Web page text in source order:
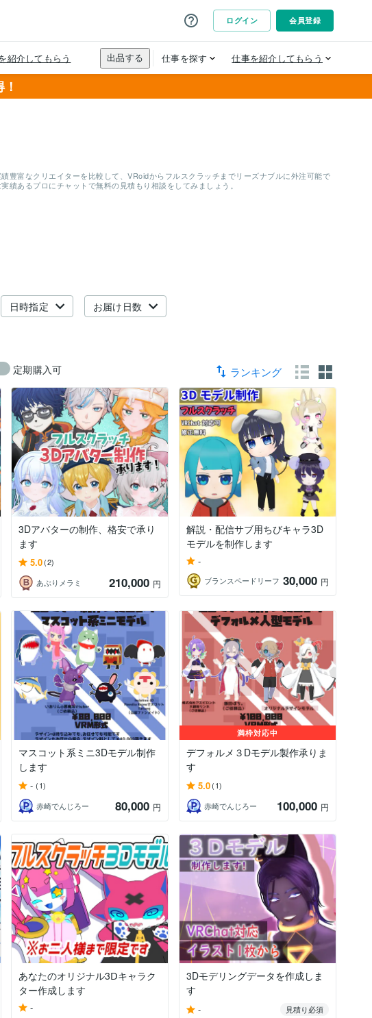
豊富なクリエイターを比較して、VRoidからフルスクラッチまでリーズナブルに外注可能で
あるプロにチャットで無料の見積もり相談をしてみましょう。
日時指定 お届け日数
定期購入可 ランキング
3Dアバターの制作、格安で承り
ます
5.0(2)
あぶりメラミ
210,000 円
解説・配信サブ用ちびキャラ3D
モデルを制作します
-
ブランスペードリーフ 30,000 円
マスコット系ミニ3Dモデル制作
します
- (1)
赤崎でんじろー
80,000 円
満枠対応中
デフォルメ３Dモデル製作承りま
す
5.0(1)
赤崎でんじろー
100,000 円
あなたのオリジナル3Ⅾキャラク
ター作成します
-
3Dモデリングデータを作成しま
す
-
見積り必須